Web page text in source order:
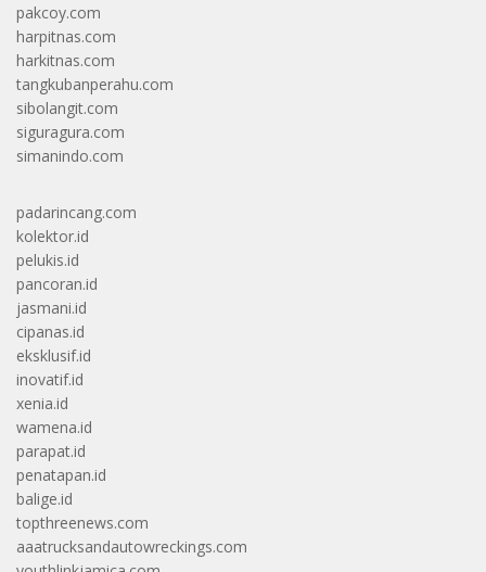
pakcoy.com
harpitnas.com
harkitnas.com
tangkubanperahu.com
sibolangit.com
siguragura.com
simanindo.com
padarincang.com
kolektor.id
pelukis.id
pancoran.id
jasmani.id
cipanas.id
eksklusif.id
inovatif.id
xenia.id
wamena.id
parapat.id
penatapan.id
balige.id
topthreenews.com
aaatrucksandautowreckings.com